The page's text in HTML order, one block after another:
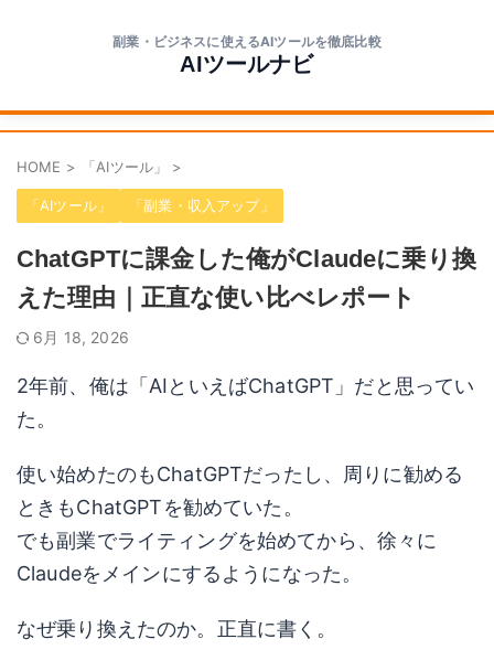
副業・ビジネスに使えるAIツールを徹底比較
AIツールナビ
HOME > 「AIツール」 >
「AIツール」 「副業・収入アップ」
ChatGPTに課金した俺がClaudeに乗り換
えた理由｜正直な使い比べレポート
6月 18, 2026
2年前、俺は「AIといえばChatGPT」だと思ってい
た。
使い始めたのもChatGPTだったし、周りに勧める
ときもChatGPTを勧めていた。
でも副業でライティングを始めてから、徐々に
Claudeをメインにするようになった。
なぜ乗り換えたのか。正直に書く。